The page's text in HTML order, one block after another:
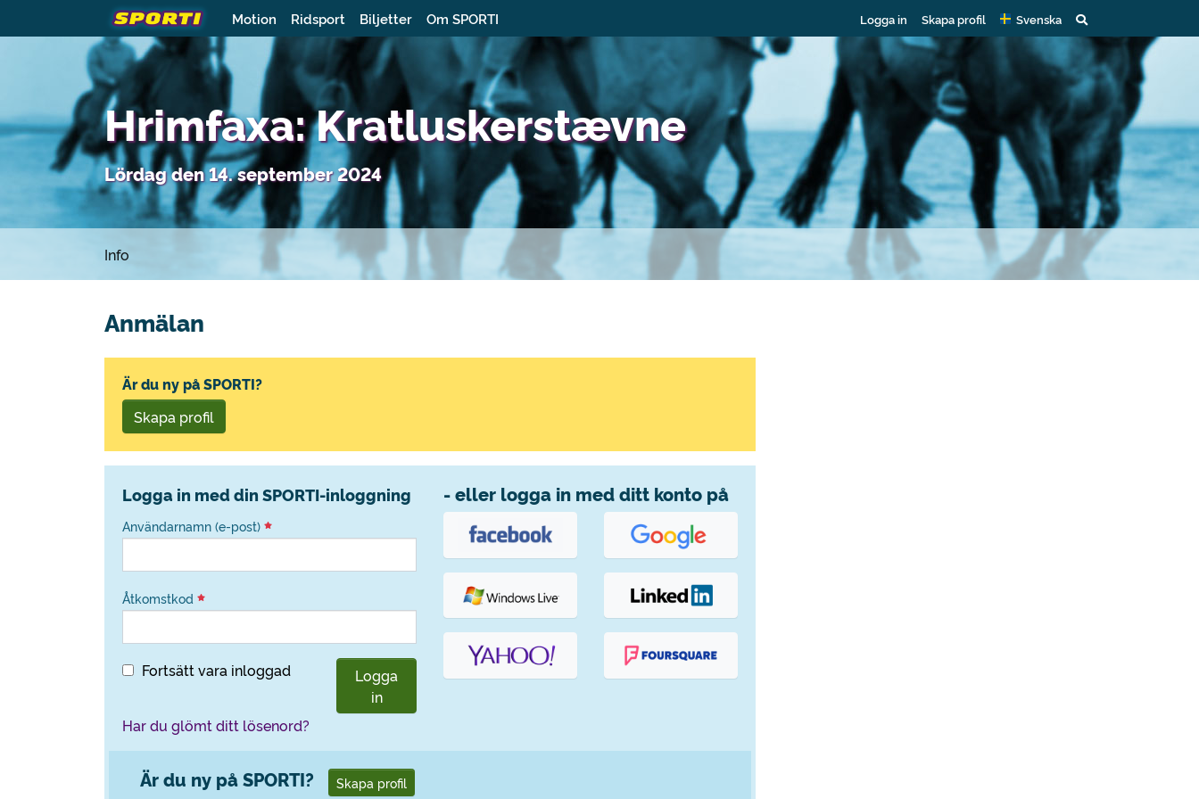
Motion Ridsport Biljetter Om SPORTI Logga in Skapa profil Svenska
Hrimfaxa: Kratluskerstævne
Lördag den 14. september 2024
Info
Anmälan
Är du ny på SPORTI?
Skapa profil
Logga in med din SPORTI-inloggning
Användarnamn (e-post)
Åtkomstkod
Fortsätt vara inloggad
Logga
in
Har du glömt ditt lösenord?
- eller logga in med ditt konto på
Är du ny på SPORTI? Skapa profil